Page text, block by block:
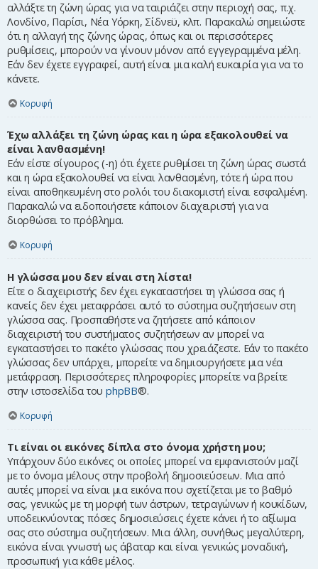
αλλάξτε τη ζώνη ώρας για να ταιριάζει στην περιοχή σας, π.χ.
Λονδίνο, Παρίσι, Νέα Υόρκη, Σίδνεϋ, κλπ. Παρακαλώ σημειώστε
ότι η αλλαγή της ζώνης ώρας, όπως και οι περισσότερες
ρυθμίσεις, μπορούν να γίνουν μόνον από εγγεγραμμένα μέλη.
Εάν δεν έχετε εγγραφεί, αυτή είναι μια καλή ευκαιρία για να το
κάνετε.
Κορυφή
Έχω αλλάξει τη ζώνη ώρας και η ώρα εξακολουθεί να
είναι λανθασμένη!
Εάν είστε σίγουρος (-η) ότι έχετε ρυθμίσει τη ζώνη ώρας σωστά
και η ώρα εξακολουθεί να είναι λανθασμένη, τότε ή ώρα που
είναι αποθηκευμένη στο ρολόι του διακομιστή είναι εσφαλμένη.
Παρακαλώ να ειδοποιήσετε κάποιον διαχειριστή για να
διορθώσει το πρόβλημα.
Κορυφή
Η γλώσσα μου δεν είναι στη λίστα!
Είτε ο διαχειριστής δεν έχει εγκαταστήσει τη γλώσσα σας ή
κανείς δεν έχει μεταφράσει αυτό το σύστημα συζητήσεων στη
γλώσσα σας. Προσπαθήστε να ζητήσετε από κάποιον
διαχειριστή του συστήματος συζητήσεων αν μπορεί να
εγκαταστήσει το πακέτο γλώσσας που χρειάζεστε. Εάν το πακέτο
γλώσσας δεν υπάρχει, μπορείτε να δημιουργήσετε μια νέα
μετάφραση. Περισσότερες πληροφορίες μπορείτε να βρείτε
στην ιστοσελίδα του phpBB®.
Κορυφή
Τι είναι οι εικόνες δίπλα στο όνομα χρήστη μου;
Υπάρχουν δύο εικόνες οι οποίες μπορεί να εμφανιστούν μαζί
με το όνομα μέλους στην προβολή δημοσιεύσεων. Μια από
αυτές μπορεί να είναι μια εικόνα που σχετίζεται με το βαθμό
σας, γενικώς με τη μορφή των άστρων, τετραγώνων ή κουκίδων,
υποδεικνύοντας πόσες δημοσιεύσεις έχετε κάνει ή το αξίωμα
σας στο σύστημα συζητήσεων. Μια άλλη, συνήθως μεγαλύτερη,
εικόνα είναι γνωστή ως άβαταρ και είναι γενικώς μοναδική,
προσωπική για κάθε μέλος.